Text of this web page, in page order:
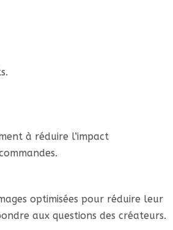
à réduire l’impact
optimisées pour réduire leur
aux questions des créateurs.